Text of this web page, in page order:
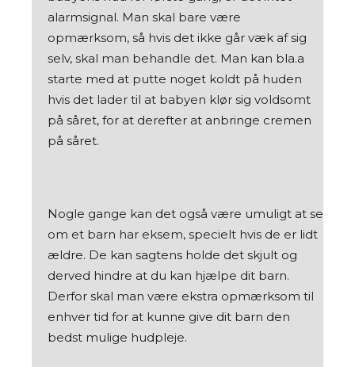
alarmsignal. Man skal bare være
opmærksom, så hvis det ikke går væk af sig
selv, skal man behandle det. Man kan bla.a
starte med at putte noget koldt på huden
hvis det lader til at babyen klør sig voldsomt
på såret, for at derefter at anbringe cremen
på såret.
Nogle gange kan det også være umuligt at se
om et barn har eksem, specielt hvis de er lidt
ældre. De kan sagtens holde det skjult og
derved hindre at du kan hjælpe dit barn.
Derfor skal man være ekstra opmærksom til
enhver tid for at kunne give dit barn den
bedst mulige hudpleje.